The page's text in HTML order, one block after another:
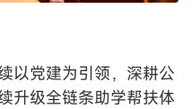
以党建为引领，深耕公
升级全链条助学帮扶体